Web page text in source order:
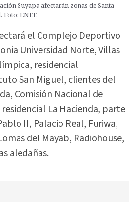
Suyapa afectarán zonas de Santa
Foto: ENEE
el Complejo Deportivo
Universidad Norte, Villas
residencial
San Miguel, clientes del
Comisión Nacional de
residencial La Hacienda, parte
II, Palacio Real, Furiwa,
del Mayab, Radiohouse,
aledañas.